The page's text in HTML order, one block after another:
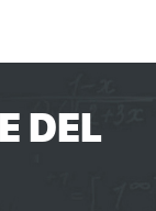
DEL